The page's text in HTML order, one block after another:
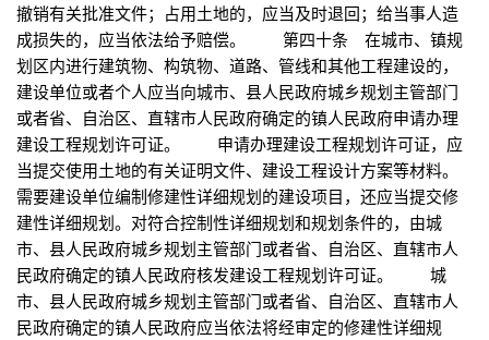
撤销有关批准文件；占用土地的，应当及时退回；给当事人造
成损失的，应当依法给予赔偿。 第四十条 在城市、镇规
划区内进行建筑物、构筑物、道路、管线和其他工程建设的，
建设单位或者个人应当向城市、县人民政府城乡规划主管部门
或者省、自治区、直辖市人民政府确定的镇人民政府申请办理
建设工程规划许可证。 申请办理建设工程规划许可证，应
当提交使用土地的有关证明文件、建设工程设计方案等材料。
需要建设单位编制修建性详细规划的建设项目，还应当提交修
建性详细规划。对符合控制性详细规划和规划条件的，由城
市、县人民政府城乡规划主管部门或者省、自治区、直辖市人
民政府确定的镇人民政府核发建设工程规划许可证。 城
市、县人民政府城乡规划主管部门或者省、自治区、直辖市人
民政府确定的镇人民政府应当依法将经审定的修建性详细规